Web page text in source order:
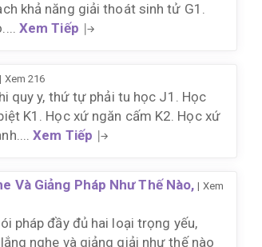
khả năng giải thoát sinh tử G1.
Xem Tiếp
| Xem 216
quy y, thứ tự phải tu học J1. Học
K1. Học xứ ngăn cấm K2. Học xứ
Xem Tiếp
Và Giảng Pháp Như Thế Nào,| Xem
pháp đầy đủ hai loại trọng yếu,
nghe và giảng giải như thế nào